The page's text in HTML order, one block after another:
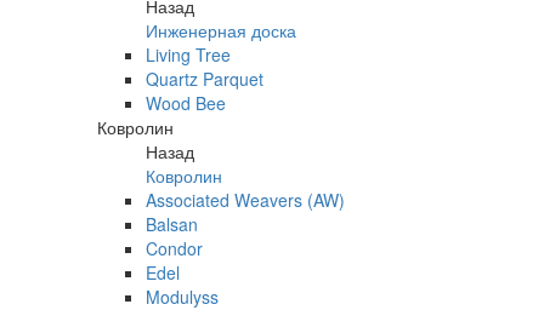
Назад
Инженерная доска
Living Tree
Quartz Parquet
Wood Bee
Ковролин
Назад
Ковролин
Associated Weavers (AW)
Balsan
Condor
Edel
Modulyss